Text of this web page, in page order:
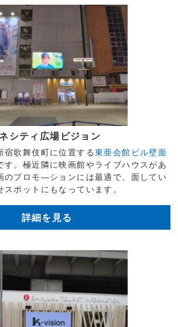
シティ広場ビジョン
宿歌舞伎町に位置する東亜会館ビル壁面
す。極近隣に映画館やライブハウスがあ
のプロモ―ションには最適で、面してい
ポットにもなっています。
詳細を見る